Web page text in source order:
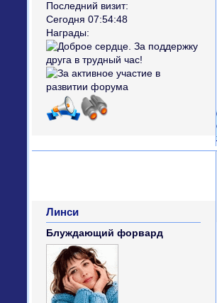
Последний визит:
Сегодня 07:54:48
Награды:
Линси
Блуждающий форвард